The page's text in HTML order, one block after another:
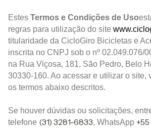
Estes Termos e Condições de Uso
regras para utilização do site
titularidade da CicloGiro Bicicletas e
inscrita no CNPJ sob o nº 02.049.076/
na Rua Viçosa, 181, São Pedro, Belo
30330-160. Ao acessar e utilizar o site,
os termos abaixo descritos.
Se houver dúvidas ou solicitações,
telefone (31) 3281-6833, WhatsApp